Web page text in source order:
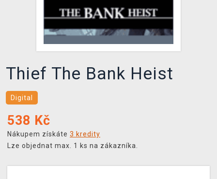
VÝKUP HER (BAZAR)
Thief The Bank Heist
Digital
538 Kč
Nákupem získáte 3 kredity
Lze objednat max. 1 ks na zákazníka.